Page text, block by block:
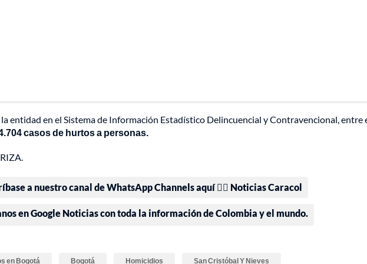
entidad en el Sistema de Información Estadístico Delincuencial y Contravencional, entre
casos de hurtos a personas.
a nuestro canal de WhatsApp Channels aquí 👉🏻 Noticias Caracol
en Google Noticias con toda la información de Colombia y el mundo.
en Bogotá Bogotá Homicidios San Cristóbal Y Nieves